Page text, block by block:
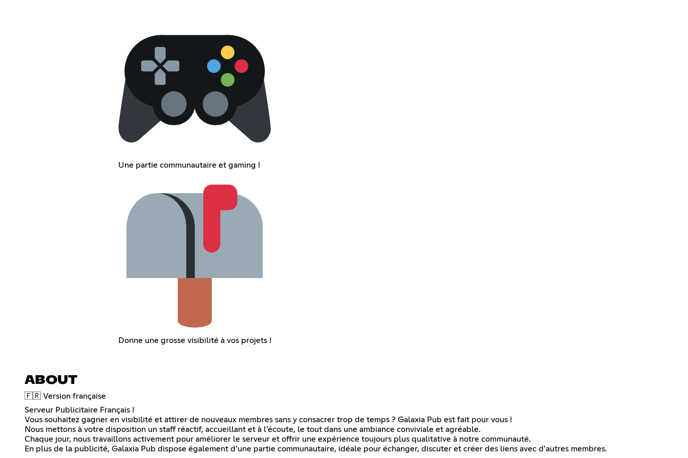
Une partie communautaire et gaming !
Donne une grosse visibilité à vos projets !
ABOUT
🇫🇷 Version française
Serveur Publicitaire Français !
Vous souhaitez gagner en visibilité et attirer de nouveaux membres sans y consacrer trop de temps ? Galaxia Pub est fait pour vous !
Nous mettons à votre disposition un staff réactif, accueillant et à l’écoute, le tout dans une ambiance conviviale et agréable.
Chaque jour, nous travaillons activement pour améliorer le serveur et offrir une expérience toujours plus qualitative à notre communauté.
En plus de la publicité, Galaxia Pub dispose également d’une partie communautaire, idéale pour échanger, discuter et créer des liens avec d’autres membres.